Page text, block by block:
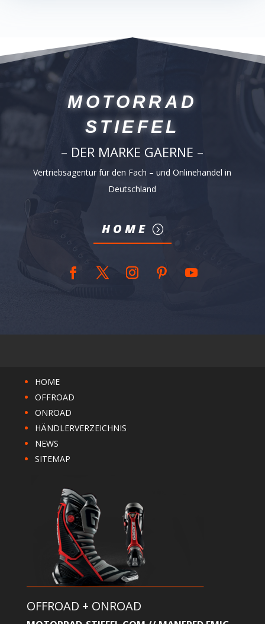
MOTORRAD
STIEFEL
– DER MARKE GAERNE –
Vertriebsagentur für den Fach – und Onlinehandel in
Deutschland
HOME
HOME
OFFROAD
ONROAD
HÄNDLERVERZEICHNIS
NEWS
SITEMAP
OFFROAD + ONROAD